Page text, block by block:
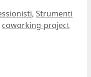
, Strumenti
coworking-project